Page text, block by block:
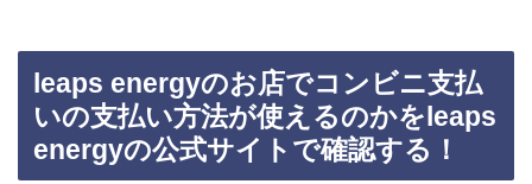
leaps energyのお店でコンビニ支払
いの支払い方法が使えるのかをleaps
energyの公式サイトで確認する！